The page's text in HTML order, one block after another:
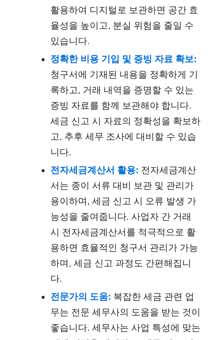
활용하여 디지털로 보관하면 공간 효
율성을 높이고, 분실 위험을 줄일 수
있습니다.
정확한 비용 기입 및 증빙 자료 확보:
청구서에 기재된 내용을 정확하게 기
록하고, 거래 내역을 증명할 수 있는
증빙 자료를 함께 보관해야 합니다.
세금 신고 시 자료의 정확성을 확보하
고, 추후 세무 조사에 대비할 수 있습
니다.
전자세금계산서 활용: 전자세금계산
서는 종이 서류 대비 보관 및 관리가
용이하며, 세금 신고 시 오류 발생 가
능성을 줄여줍니다. 사업자 간 거래
시 전자세금계산서를 적극적으로 활
용하면 효율적인 청구서 관리가 가능
하며, 세금 신고 과정도 간편해집니
다.
전문가의 도움: 복잡한 세금 관련 업
무는 전문 세무사의 도움을 받는 것이
좋습니다. 세무사는 사업 특성에 맞는